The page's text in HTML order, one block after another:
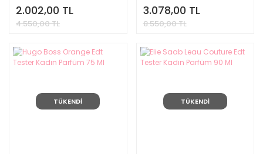
Parfüm 50 Ml
2.002,00 TL
4.550,00 TL
3.078,00 TL
8.550,00 TL
TÜKENDİ TÜKENDİ